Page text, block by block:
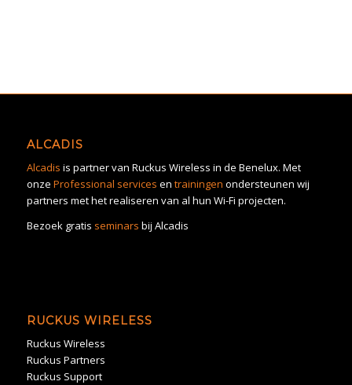
ALCADIS
Alcadis is partner van Ruckus Wireless in de Benelux. Met
onze Professional services en trainingen ondersteunen wij
partners met het realiseren van al hun Wi-Fi projecten.
Bezoek gratis seminars bij Alcadis
RUCKUS WIRELESS
Ruckus Wireless
Ruckus Partners
Ruckus Support